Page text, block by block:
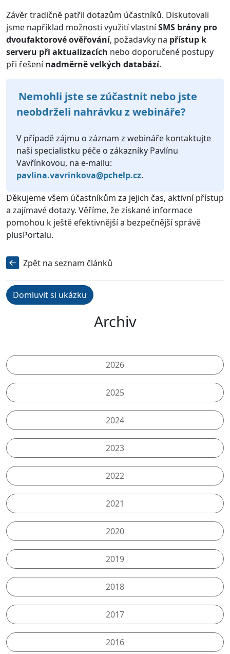
Závěr tradičně patřil dotazům účastníků. Diskutovali
jsme například možnosti využití vlastníSMS brány pro
dvoufaktorové ověřování, požadavky na přístup k
serveru při aktualizacích nebo doporučené postupy
při řešenínadměrně velkých databází.
Nemohli jste se zúčastnit nebo jste
neobdrželi nahrávku z webináře?
V případě zájmu o záznam z webináře kontaktujte
naši specialistku péče o zákazníky Pavlínu
Vavřínkovou, na e-mailu:
pavlina.vavrinkova@pchelp.cz.
Děkujeme všem účastníkům za jejich čas, aktivní přístup
a zajímavé dotazy. Věříme, že získané informace
pomohou k ještě efektivnější a bezpečnější správě
plusPortalu.
Zpět na seznam článků
Domluvit si ukázku
Archiv
2026
2025
2024
2023
2022
2021
2020
2019
2018
2017
2016